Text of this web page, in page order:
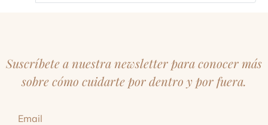
Suscríbete a nuestra newsletter para conocer más
sobre cómo cuidarte por dentro y por fuera.
Email